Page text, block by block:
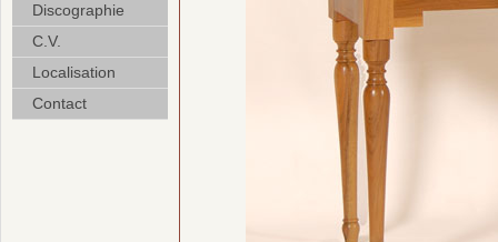
Discographie
C.V.
Localisation
Contact